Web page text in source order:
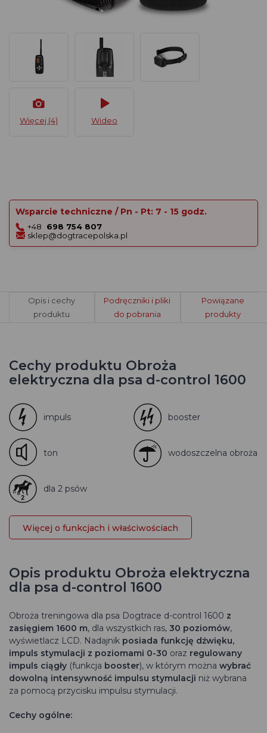
Więcej (4) Wideo
Wsparcie techniczne / Pn - Pt: 7 - 15 godz.
+48
698 754 807
sklep@dogtracepolska.pl
Opis i cechy
produktu
Podręczniki i pliki
do pobrania
Powiązane
produkty
Cechy produktu Obroża
elektryczna dla psa d-control 1600
impuls booster
ton wodoszczelna obroża
dla 2 psów
Więcej o funkcjach i właściwościach
Opis produktu Obroża elektryczna
dla psa d-control 1600
Obroża treningowa dla psa Dogtrace d-control 1600 z
zasięgiem 1600 m, dla wszystkich ras, 30 poziomów,
wyświetlacz LCD. Nadajnik posiada funkcję dźwięku,
impuls stymulacji z poziomami 0-30 oraz regulowany
impuls ciągły (funkcja booster), w którym można wybrać
dowolną intensywność impulsu stymulacji niż wybrana
za pomocą przycisku impulsu stymulacji.
Cechy ogólne: